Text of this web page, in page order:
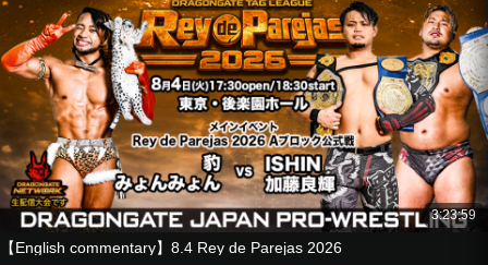
■Tag Match
Ryoya Tanaka
Kazuma Kimura
vs
Yuki Yoshioka
Homare
■8-Man Tag Match
Masaaki Mochizuki
Don Fujii
Genki Horiguchi
3:23:59
【English commentary】8.4 Rey de Parejas 2026